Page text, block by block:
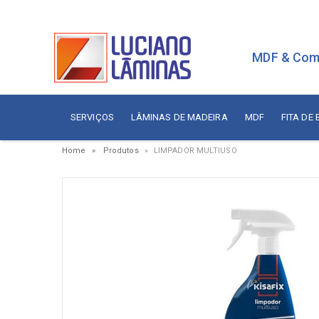
MDF &
SERVIÇOS LÂMINAS DE MADEIRA MDF FITA DE
Home Produtos LIMPADOR MULTIUSO